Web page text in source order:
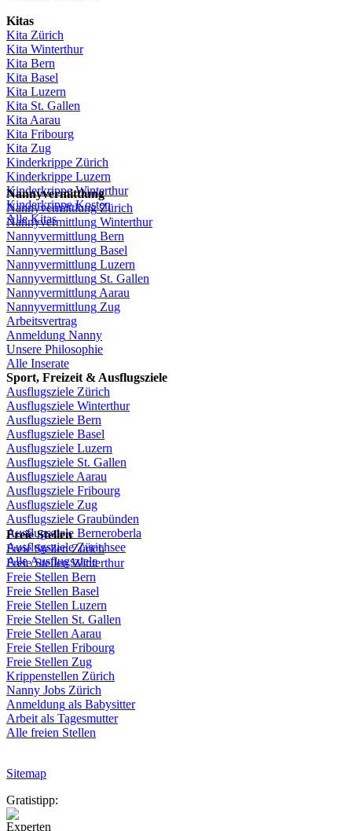
Kitas
Kita Zürich
Kita Winterthur
Kita Bern
Kita Basel
Kita Luzern
Kita St. Gallen
Kita Aarau
Kita Fribourg
Kita Zug
Kinderkrippe Zürich
Kinderkrippe Luzern
KinderkrippeWinterthur
Kinderkrippe Kosten
Alle Kitas
Nannyvermittlung
Nannyvermittlung Zürich
Nannyvermittlung Winterthur
Nannyvermittlung Bern
Nannyvermittlung Basel
Nannyvermittlung Luzern
Nannyvermittlung St. Gallen
Nannyvermittlung Aarau
Nannyvermittlung Zug
Arbeitsvertrag
Anmeldung Nanny
Unsere Philosophie
Alle Inserate
Sport, Freizeit & Ausflugsziele
Ausflugsziele Zürich
Ausflugsziele Winterthur
Ausflugsziele Bern
Ausflugsziele Basel
Ausflugsziele Luzern
Ausflugsziele St. Gallen
Ausflugsziele Aarau
Ausflugsziele Fribourg
Ausflugsziele Zug
Ausflugsziele Graubünden
Ausflugsziele Berneroberla
Ausflugsziele Zürichsee
Alle Ausflugsziele
Freie Stellen
Freie Stellen Zürich
Freie StellenWinterthur
Freie Stellen Bern
Freie Stellen Basel
Freie Stellen Luzern
Freie Stellen St. Gallen
Freie Stellen Aarau
Freie Stellen Fribourg
Freie Stellen Zug
Krippenstellen Zürich
Nanny Jobs Zürich
Anmeldung als Babysitter
Arbeit als Tagesmutter
Alle freien Stellen
Sitemap
Gratistipp:
Experten